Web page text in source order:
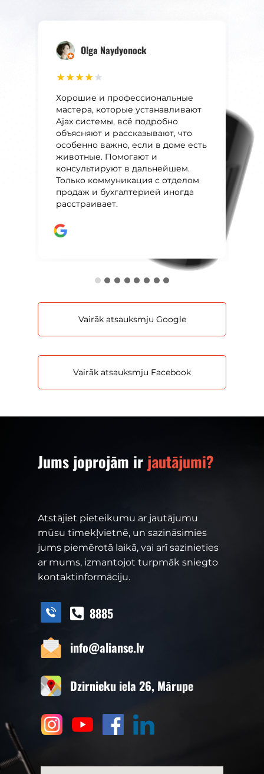
Olga Naydyonock
Хорошие и профессиональные
мастера, которые устанавливают
Ajax системы, всё подробно
объясняют и рассказывают, что
особенно важно, если в доме есть
животные. Помогают и
консультируют в дальнейшем.
Только коммуникация с отделом
продаж и бухгалтерией иногда
расстраивает.
Я довольна и спокойна.
подключили к пульту. Так вышло,
случайную проверку. Просто ещё
не привыкли. Получили
мгновенное реагирование на
ситуацию!
вежливо отвечают, по всем
неполадкам уведомляют. Так же
обслуживания. Рекомендую
знакомым. Успехов вам и
побольше хороших клиентов.
Vairāk atsauksmju Google
Vairāk atsauksmju Facebook
Jums joprojām ir jautājumi?
Atstājiet pieteikumu ar jautājumu
mūsu tīmekļvietnē, un sazināsimies
jums piemērotā laikā, vai arī sazinieties
ar mums, izmantojot turpmāk sniegto
kontaktinformāciju.
info@alianse.lv
Dzirnieku iela 26, Mārupe
8885